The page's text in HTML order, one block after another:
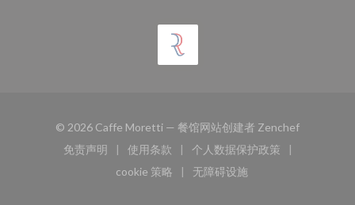
© 2026 Caffe Moretti — 餐馆网站创建者 Zenchef((在新窗口
免责声明
((在新窗口中打开))
使用条款
((在新窗口中打开))
个人数据保护政策
((在新窗口中打开))
cookie 策略
((在新窗口中打开))
无障碍设施
((在新窗口中打开))